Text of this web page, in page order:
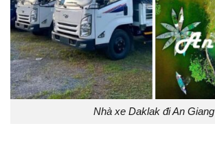
Nhà xe Daklak đi An Giang